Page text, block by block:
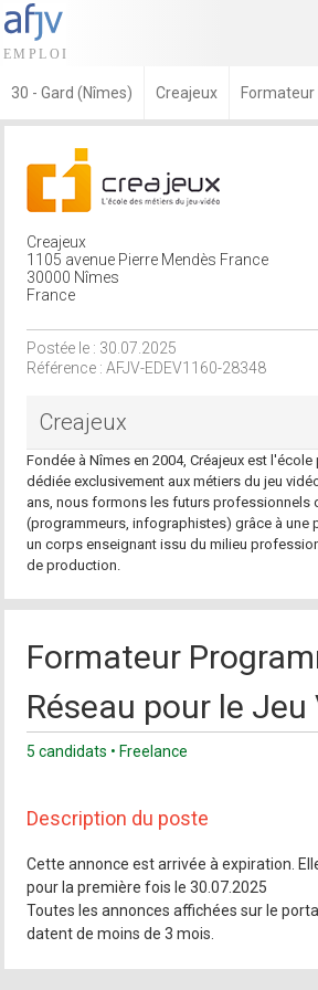
30 - Gard (Nîmes) Creajeux
Creajeux
1105 avenue Pierre Mendès France
30000 Nîmes
France
Postée le : 30.07.2025
Référence : AFJV-EDEV1160-28348
Creajeux
Fondée à Nîmes en 2004, Créajeux est
dédiée exclusivement aux métiers du jeu
ans, nous formons les futurs professionnels
(programmeurs, infographistes) grâce à une
un corps enseignant issu du milieu
de production.
Formateur
Réseau pour le Jeu
5 candidats • Freelance
Description du poste
Cette annonce est arrivée à expiration.
pour la première fois le 30.07.2025
Toutes les annonces affichées sur le
datent de moins de 3 mois.